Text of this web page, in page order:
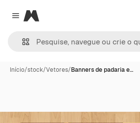
Close menu
Magnific
Início/stock/Vetores/Banners de padaria e…